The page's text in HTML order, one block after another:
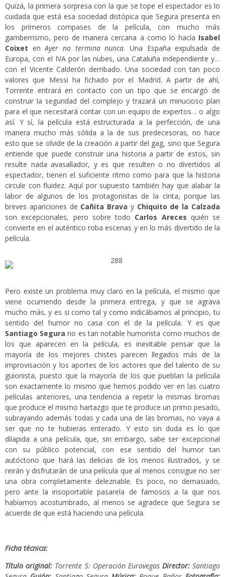
Quizá, la primera sorpresa con la que se tope el espectador es lo
cuidada que está esa sociedad distópica que Segura presenta en
los primeros compases de la película, con mucho más
gamberrismo, pero de manera cercana a como lo hacía Isabel
Coixet enAyer no termina nunca. Una España expulsada de
Europa, con el IVA por las nubes, una Cataluña independiente y…
con el Vicente Calderón derribado. Una sociedad con tan poco
valores que Messi ha fichado por el Madrid. A partir de ahí,
Torrente entrará en contacto con un tipo que se encargó de
construir la seguridad del complejo y trazará un minucioso plan
para el que necesitará contar con un equipo de expertos… o algo
así. Y sí, la película está estructurada a la perfección, de una
manera mucho más sólida a la de sus predecesoras, no hace
esto que se olvide de la creación a partir del gag, sino que Segura
entiende que puede construir una historia a partir de estos, sin
resulte nada avasallador, y es que resulten o no divertidos al
espectador, tienen el suficiente ritmo como para que la historia
circule con fluidez. Aquí por supuesto también hay que alabar la
labor de algunos de los protagonistas de la cinta, porque las
breves apariciones de Cañita Brava y Chiquito de la Calzada
son excepcionales, pero sobre todo Carlos Areces quién se
convierte en el auténtico roba escenas y en lo más divertido de la
película.
Pero existe un problema muy claro en la película, el mismo que
viene ocurriendo desde la primera entrega, y que se agrava
mucho más, y es si como tal y como indicábamos al principio, tu
sentido del humor no casa con el de la película. Y es que
Santiago Segurano es tan notable humorista como muchos de
los que aparecen en la película, es inevitable pensar que la
mayoría de los mejores chistes parecen llegados más de la
improvisación y los aportes de los actores que del talento de su
guionista, puesto que la mayoría de los que pueblan la película
son exactamente lo mismo que hemos podido ver en las cuatro
películas anteriores, una tendencia a repetir la mismas bromas
que produce el mismo hartazgo que te produce un primo pesado,
subrayando además todas y cada una de las bromas, no vaya a
ser que no te hubieras enterado. Y esto sin duda es lo que
dilapida a una película, que, sin embargo, sabe ser excepcional
con su público potencial, con ese sentido del humor tan
autóctono que hará las delicias de los menos ilustrados, y se
reirán y disfrutarán de una película que al menos consigue no ser
una obra completamente deleznable. Es poco, no demasiado,
pero ante la insoportable pasarela de famosos a la que nos
habíamos acostumbrado, al menos se agradece que Segura se
acuerde de que está haciendo una película.
Ficha técnica:
Título original: Torrente 5: Operación Eurovegas Director: Santiago